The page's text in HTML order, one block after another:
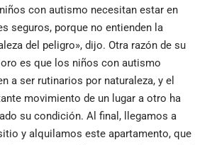
con autismo necesitan estar en
seguros, porque no entienden la
del peligro», dijo. Otra razón de su
es que los niños con autismo
a ser rutinarios por naturaleza, y el
movimiento de un lugar a otro ha
su condición. Al final, llegamos a
y alquilamos este apartamento, que